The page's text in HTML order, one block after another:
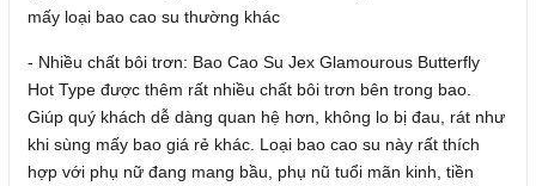
mấy loại bao cao su thường khác
- Nhiều chất bôi trơn: Bao Cao Su Jex Glamourous Butterfly
Hot Type được thêm rất nhiều chất bôi trơn bên trong bao.
Giúp quý khách dễ dàng quan hệ hơn, không lo bị đau, rát như
khi sùng mấy bao giá rẻ khác. Loại bao cao su này rất thích
hợp với phụ nữ đang mang bầu, phụ nũ tuổi mãn kinh, tiền